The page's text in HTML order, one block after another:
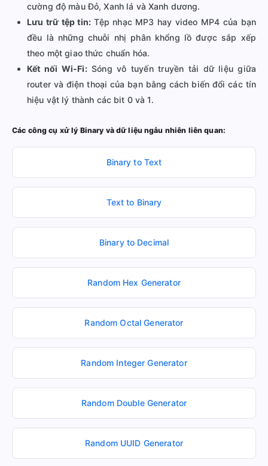
cường độ màu Đỏ, Xanh lá và Xanh dương.
Lưu trữ tệp tin: Tệp nhạc MP3 hay video MP4 của bạn
đều là những chuỗi nhị phân khổng lồ được sắp xếp
theo một giao thức chuẩn hóa.
Kết nối Wi-Fi:Sóng vô tuyến truyền tải dữ liệu giữa
router và điện thoại của bạn bằng cách biến đổi các tín
hiệu vật lý thành các bit 0 và 1.
Các công cụ xử lý Binary và dữ liệu ngẫu nhiên liên quan:
Binary to Text
Text to Binary
Binary to Decimal
Random Hex Generator
Random Octal Generator
Random Integer Generator
Random Double Generator
Random UUID Generator